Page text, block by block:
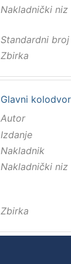
Nakladnički niz
Standardni broj
Zbirka
Glavni
Autor
Izdanje
Nakladnik
Nakladnički niz
Zbirka